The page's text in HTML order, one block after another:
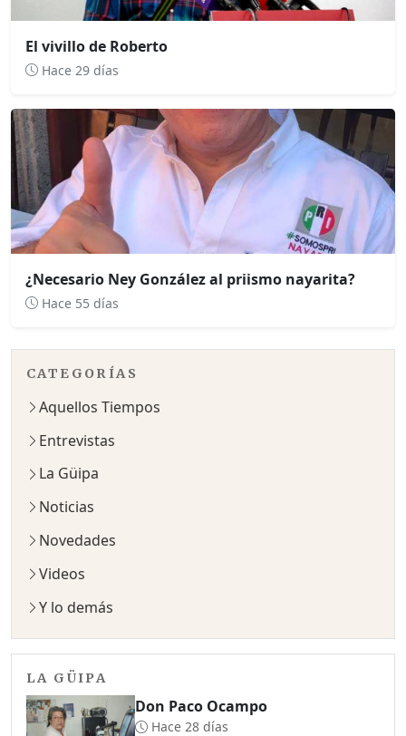
El vivillo de Roberto
Hace 29 días
¿Necesario Ney González al priismo nayarita?
Hace 55 días
CATEGORÍAS
Aquellos Tiempos
Entrevistas
La Güipa
Noticias
Novedades
Videos
Y lo demás
LA GÜIPA
Don Paco Ocampo
Hace 28 días